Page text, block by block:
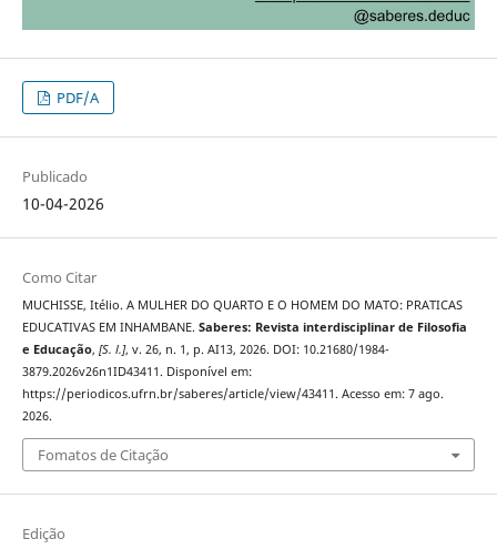
PDF/A
Publicado
10-04-2026
Como Citar
MUCHISSE, Itélio. A MULHER DO QUARTO E O HOMEM DO MATO: PRATICAS
EDUCATIVAS EM INHAMBANE. Saberes: Revista interdisciplinar de Filosofia
e Educação, [S. l.], v. 26, n. 1, p. AI13, 2026. DOI: 10.21680/1984-
3879.2026v26n1ID43411. Disponível em:
https://periodicos.ufrn.br/saberes/article/view/43411. Acesso em: 7 ago.
2026.
Fomatos de Citação
Edição